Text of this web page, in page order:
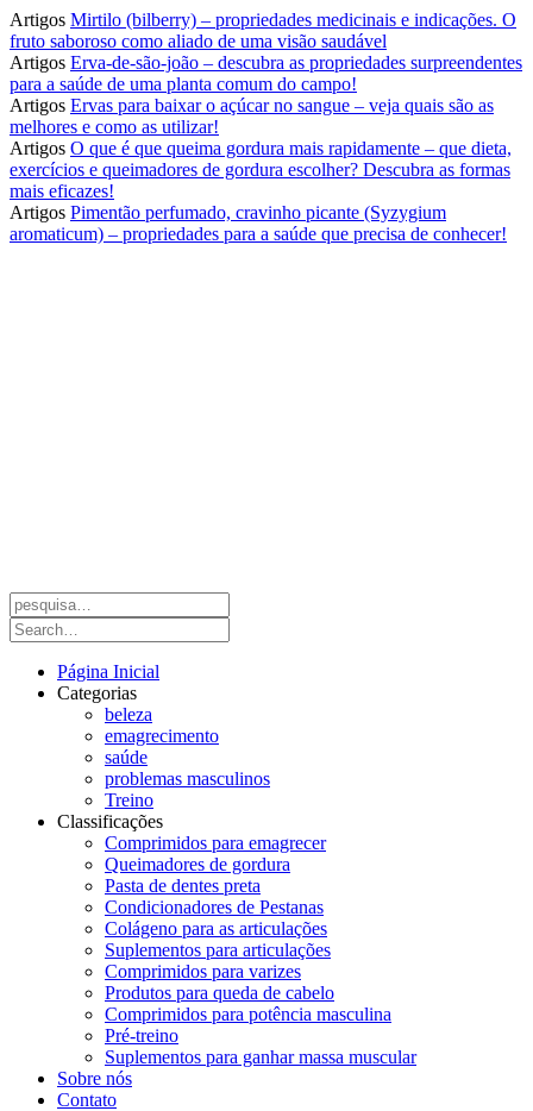
Artigos Mirtilo (bilberry) – propriedades medicinais e indicações. O
fruto saboroso como aliado de uma visão saudável
Artigos Erva-de-são-joão – descubra as propriedades surpreendentes
para a saúde de uma planta comum do campo!
Artigos Ervas para baixar o açúcar no sangue – veja quais são as
melhores e como as utilizar!
Artigos O que é que queima gordura mais rapidamente – que dieta,
exercícios e queimadores de gordura escolher? Descubra as formas
mais eficazes!
Artigos Pimentão perfumado, cravinho picante (Syzygium
aromaticum) – propriedades para a saúde que precisa de conhecer!
Página Inicial
Categorias
beleza
emagrecimento
saúde
problemas masculinos
Treino
Classificações
Comprimidos para emagrecer
Queimadores de gordura
Pasta de dentes preta
Condicionadores de Pestanas
Colágeno para as articulações
Suplementos para articulações
Comprimidos para varizes
Produtos para queda de cabelo
Comprimidos para potência masculina
Pré-treino
Suplementos para ganhar massa muscular
Sobre nós
Contato